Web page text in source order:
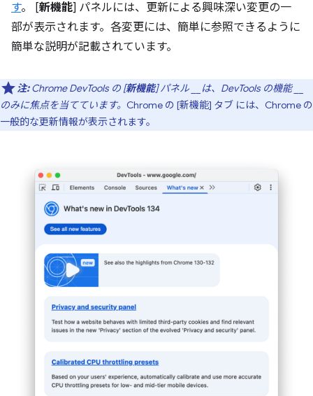
す。 [新機能] パネルには、更新による興味深い変更の一
部が表示されます。各変更には、簡単に参照できるように
簡単な説明が記載されています。
注:Chrome DevTools の [新機能]パネル __は、DevTools の機能 __
のみに焦点を当てています。 Chrome の [新機能] タブ には、Chrome の
一般的な更新情報が表示されます。